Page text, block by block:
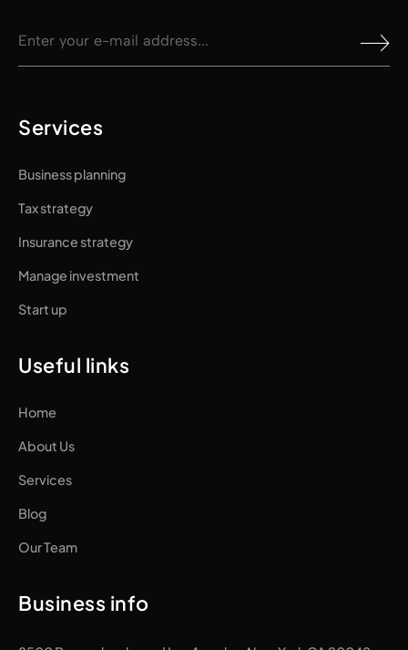
Services
Business planning
Tax strategy
Insurance strategy
Manage investment
Start up
Useful links
Home
About Us
Services
Blog
Our Team
Business info